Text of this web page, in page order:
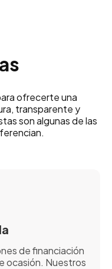
ofrecerte una
transparente y
son algunas de las
de financiación
ocasión. Nuestros